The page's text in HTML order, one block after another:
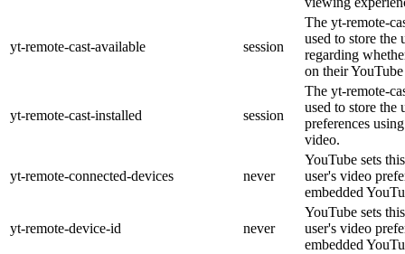
yt-remote-cast-available session
The yt-remote-
used to store the
regarding
on their
yt-remote-cast-installed session
The yt-remote-
used to store the
preferences
video.
yt-remote-connected-devices never
YouTube sets
user's video
embedded
yt-remote-device-id never
YouTube sets
user's video
embedded